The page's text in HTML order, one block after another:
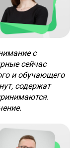
с
сейчас
и обучающего
содержат